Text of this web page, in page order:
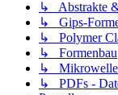
↳ Abstrakte &
↳ Gips-
↳ Polymer
↳ Formenbau
↳
↳ PDFs -